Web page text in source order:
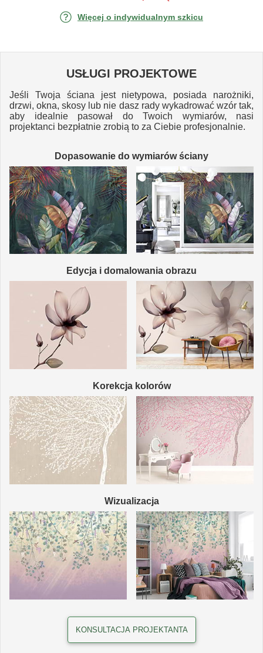
Więcej o indywidualnym szkicu
USŁUGI PROJEKTOWE
Jeśli Twoja ściana jest nietypowa, posiada narożniki,
drzwi, okna, skosy lub nie dasz rady wykadrować wzór tak,
aby idealnie pasował do Twoich wymiarów, nasi
projektanci bezpłatnie zrobią to za Ciebie profesjonalnie.
Dopasowanie do wymiarów ściany
Edycja i domalowania obrazu
Korekcja kolorów
Wizualizacja
KONSULTACJA PROJEKTANTA